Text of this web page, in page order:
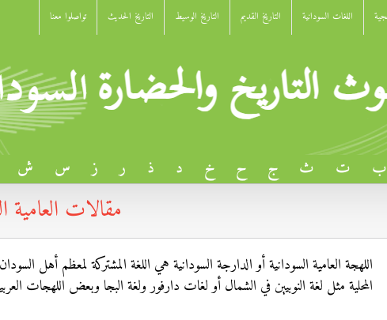
اللغات السودانية التاريخ القديم التاريخ الوسيط التاريخ الحديث تواصلوا معنا
ب ت ث ج ح خ د ذ ر ز س ش
مقالات العامية
اللهجة العامية السودانية أو الدارجة السودانية هي اللغة المشتركة لمعظم
المحلية مثل لغة النوبيين في الشمال أو لغات دارفور ولغة البجا وبعض اللهجات